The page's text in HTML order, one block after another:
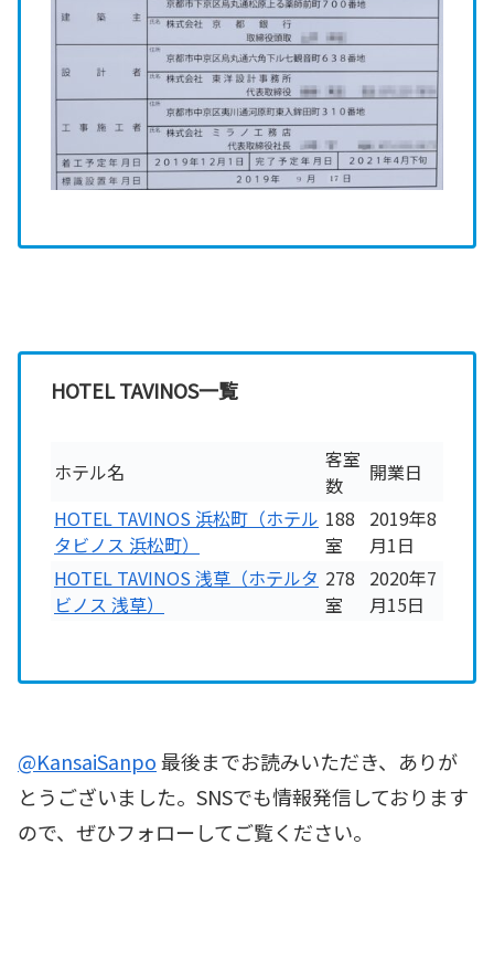
HOTEL TAVINOS一覧
ホテル名
客室
数
開業日
HOTEL TAVINOS 浜松町（ホテル
タビノス 浜松町）
188
室
2019年8
月1日
HOTEL TAVINOS 浅草（ホテルタ
ビノス 浅草）
278
室
2020年7
月15日
@KansaiSanpo最後までお読みいただき、ありが
とうございました。SNSでも情報発信しております
ので、ぜひフォローしてご覧ください。